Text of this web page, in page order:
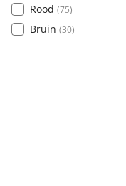
Rood (75)
Bruin (30)